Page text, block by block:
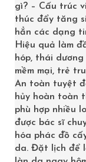
Bảng so sánh
những điểm
việc cung cấp
quả, an toàn
kinh
gì? – Cấu trúc
thúc đẩy tăng
hẳn các dạng
Hiệu quả làm
hóp, thái
mềm mại, trẻ
An toàn tuyệt
hủy hoàn toàn
phù hợp nhiều
được bác sĩ
hóa phác đồ
da. Đặt lịch để